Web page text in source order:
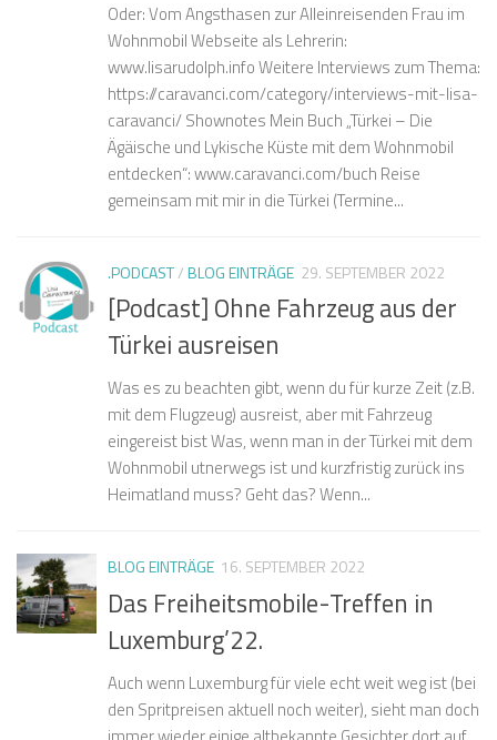
Oder: Vom Angsthasen zur Alleinreisenden Frau im
Wohnmobil Webseite als Lehrerin:
www.lisarudolph.info Weitere Interviews zum Thema:
https://caravanci.com/category/interviews-mit-lisa-
caravanci/ Shownotes Mein Buch „Türkei – Die
Ägäische und Lykische Küste mit dem Wohnmobil
entdecken“: www.caravanci.com/buch Reise
gemeinsam mit mir in die Türkei (Termine...
.PODCAST/BLOG EINTRÄGE 29. SEPTEMBER 2022
[Podcast] Ohne Fahrzeug aus der
Türkei ausreisen
Was es zu beachten gibt, wenn du für kurze Zeit (z.B.
mit dem Flugzeug) ausreist, aber mit Fahrzeug
eingereist bist Was, wenn man in der Türkei mit dem
Wohnmobil utnerwegs ist und kurzfristig zurück ins
Heimatland muss? Geht das? Wenn...
BLOG EINTRÄGE 16. SEPTEMBER 2022
Das Freiheitsmobile-Treffen in
Luxemburg’22.
Auch wenn Luxemburg für viele echt weit weg ist (bei
den Spritpreisen aktuell noch weiter), sieht man doch